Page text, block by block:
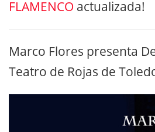
FLAMENCO actualizada!
Marco Flores presenta
Teatro de Rojas de